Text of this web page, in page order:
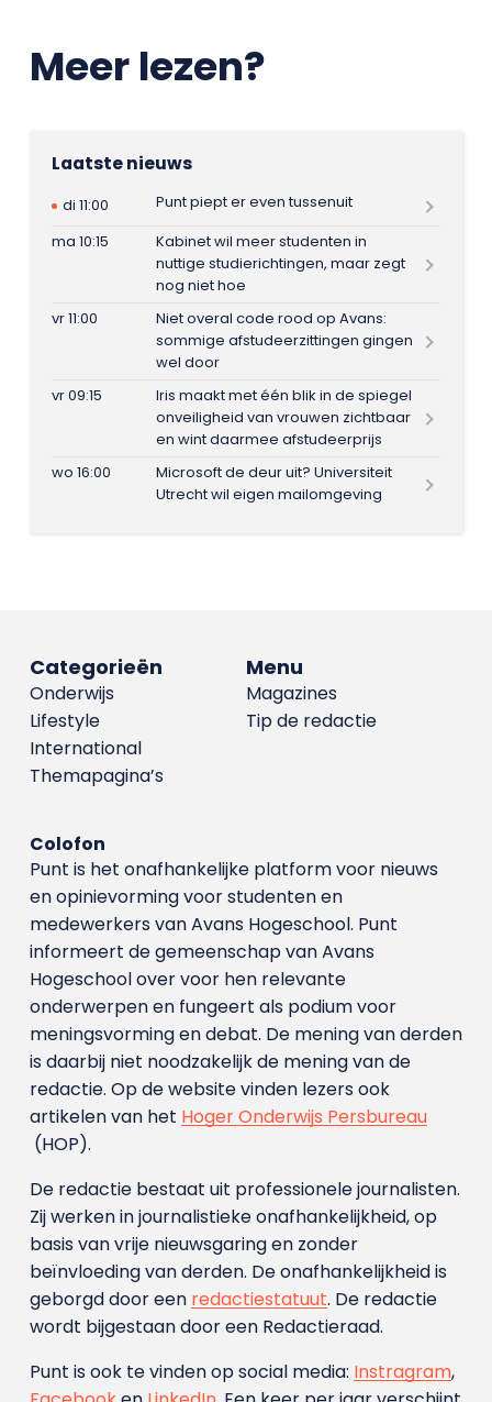
Meer lezen?
Laatste nieuws
di 11:00
Punt piept er even tussenuit
ma 10:15
Kabinet wil meer studenten in
nuttige studierichtingen, maar zegt
nog niet hoe
vr 11:00
Niet overal code rood op Avans:
sommige afstudeerzittingen gingen
wel door
vr 09:15
Iris maakt met één blik in de spiegel
onveiligheid van vrouwen zichtbaar
en wint daarmee afstudeerprijs
wo 16:00
Microsoft de deur uit? Universiteit
Utrecht wil eigen mailomgeving
Menu
Magazines
Tip de redactie
Categorieën
Onderwijs
Lifestyle
International
Themapagina’s
Colofon
Punt is het onafhankelijke platform voor nieuws
en opinievorming voor studenten en
medewerkers van Avans Hoge­school. Punt
informeert de gemeenschap van Avans
Hogeschool over voor hen relevante
onderwerpen en fungeert als podium voor
meningsvorming en debat. De mening van derden
is daarbij niet noodzakelijk de mening van de
redactie. Op de website vinden lezers ook
artikelen van het Hoger Onderwijs Persbureau
(HOP).
De redactie bestaat uit professionele journalisten.
Zij werken in journalistieke onafhankelijkheid, op
basis van vrije nieuwsgaring en zonder
beïnvloeding van derden. De onafhankelijkheid is
geborgd door een redactiestatuut. De redactie
wordt bijgestaan door een Redactieraad.
Punt is ook te vinden op social media: Instragram,